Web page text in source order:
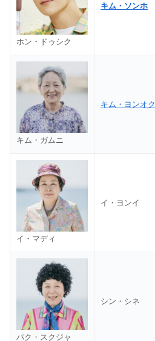
ホン・ドゥシク
キム・ソンホ
キム・ガムニ
キム・ヨンオク
イ・マディ
イ・ヨンイ
パク・スクジャ
シン・シネ